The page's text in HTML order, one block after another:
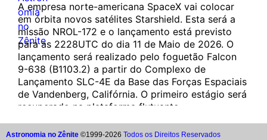
A empresa norte-americana SpaceX vai colocar
em órbita novos satélites Starshield. Esta será a
missão NROL-172 e o lançamento está previsto
para as 2228UTC do dia 11 de Maio de 2026. O
lançamento será realizado pelo foguetão Falcon
9-638 (B1103.2) a partir do Complexo de
Lançamento SLC-4E da Base das Forças Espaciais
de Vandenberg, Califórnia. O primeiro estágio será
recuperado na plataforma flutuante…...
Astronomia no Zênite ©1999-2026 Todos os Direitos Reservados